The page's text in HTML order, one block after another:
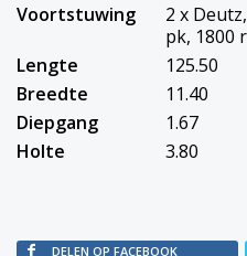
Voortstuwing
2 x
pk, 1800
Lengte
125.50
Breedte
11.40
Diepgang
1.67
Holte
3.80
DELEN OP FACEBOOK